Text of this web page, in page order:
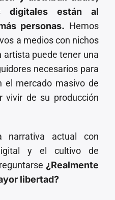
digitales están al
personas. Hemos
a medios con nichos
artista puede tener una
necesarios para
el mercado masivo de
vivir de su producción
actual con
y el cultivo de
¿Realmente
libertad?